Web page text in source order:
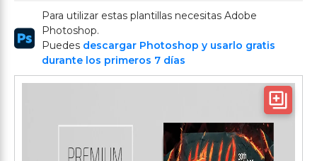
Para utilizar estas plantillas necesitas Adobe
Photoshop.
Puedes descargar Photoshop y usarlo gratis
durante los primeros 7 días